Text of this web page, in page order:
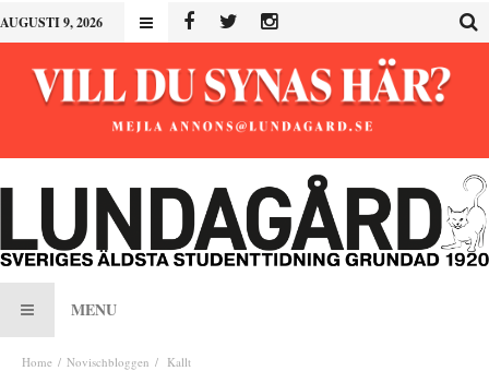
AUGUSTI 9, 2026
MENU
Home Novischbloggen Kallt